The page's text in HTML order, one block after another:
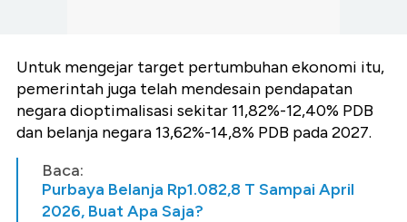
Untuk mengejar target pertumbuhan ekonomi itu,
pemerintah juga telah mendesain pendapatan
negara dioptimalisasi sekitar 11,82%-12,40% PDB
dan belanja negara 13,62%-14,8% PDB pada 2027.
Baca:
Purbaya Belanja Rp1.082,8 T Sampai April
2026, Buat Apa Saja?